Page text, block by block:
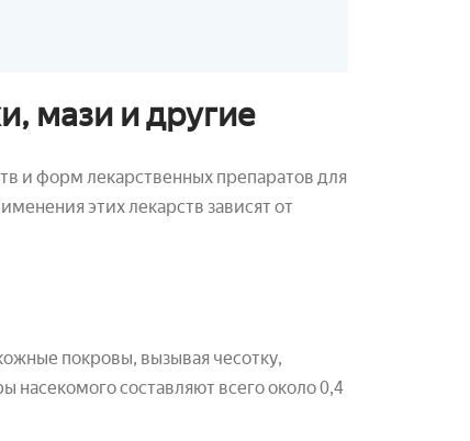
мази и другие
и форм лекарственных препаратов для
этих лекарств зависят от
покровы, вызывая чесотку,
насекомого составляют всего около 0,4